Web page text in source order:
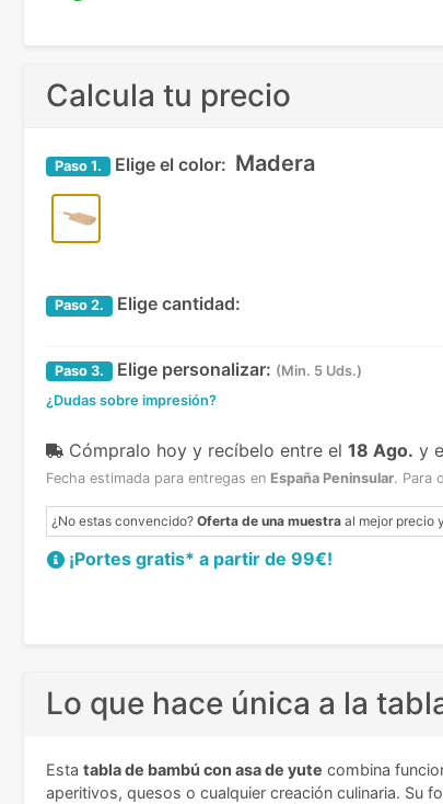
Calcula tu precio
Paso 1. Elige el color: Madera
Paso 2. Elige cantidad:
Paso 3. Elige personalizar: (Min. 5 Uds.)
¿Dudas sobre impresión?
Cómpralo hoy y recíbelo entre el 18 Ago. y
Fecha estimada para entregas en España Peninsular. Para
¿No estas convencido? Oferta de una muestra al mejor precio
¡Portes gratis* a partir de 99€!
Lo que hace única a la
Esta tabla de bambú con asa de yute combina
aperitivos, quesos o cualquier creación culinaria. Su